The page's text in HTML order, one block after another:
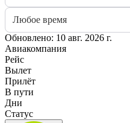
Любое время
Обновлено: 10 авг. 2026 г.
Авиакомпания
Рейс
Вылет
Прилёт
В пути
Дни
Статус